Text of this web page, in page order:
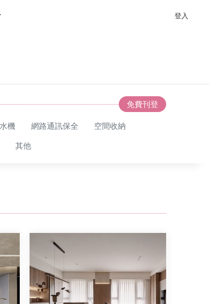
登入
免費刊登
機 網路通訊保全
空間收納
其他